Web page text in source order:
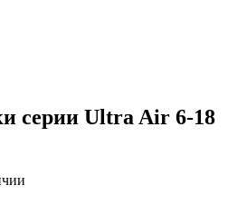
серии Ultra Air 6-18